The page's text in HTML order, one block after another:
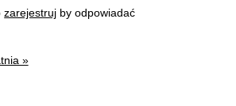
zarejestruj by odpowiadać
»